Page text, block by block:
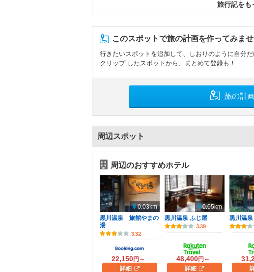
旅行記をも
このスポットで旅の計画を作ってみま
行きたいスポットを追加して、しおりのように自分だ
クリップ したスポットから、まとめて登録も！
旅の計
周辺スポット
周辺のおすすめホテル
0.03km
黒川温泉 旅館やまの
湯
3.32
22,150円～
詳細
0.05km
黒川温泉 ふじ屋
3.39
48,400円～
詳細
黒川温